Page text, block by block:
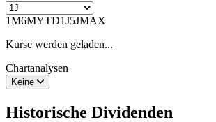
1M6MYTD1J5JMAX
Kurse werden geladen...
Chartanalysen
Keine
Historische Dividenden